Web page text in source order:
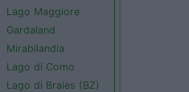
Lago Maggiore
Gardaland
Mirabilandia
Lago di Como
Lago di Braies (BZ)